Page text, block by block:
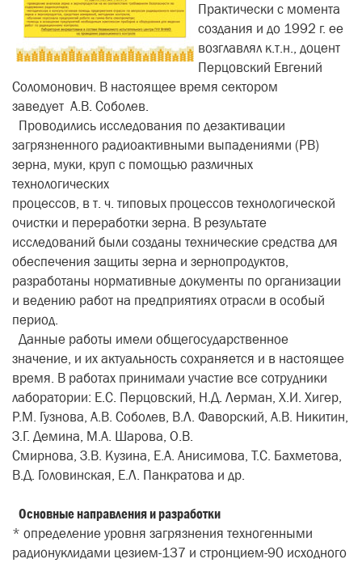
Практически с момента
создания и до 1992 г. ее
возглавлял к.т.н., доцент
Перцовский Евгений
Соломонович. В настоящее время сектором
заведует А.В. Соболев.
Проводились исследования по дезактивации
загрязненного радиоактивными выпадениями (РВ)
зерна, муки, круп с помощью различных
технологических
процессов, в т. ч. типовых процессов технологической
очистки и переработки зерна. В результате
исследований были созданы технические средства для
обеспечения защиты зерна и зернопродуктов,
разработаны нормативные документы по организации
и ведению работ на предприятиях отрасли в особый
период.
Данные работы имели общегосударственное
значение, и их актуальность сохраняется и в настоящее
время. В работах принимали участие все сотрудники
лаборатории: Е.С. Перцовский, Н.Д. Лерман, Х.И. Хигер,
Р.М. Гузнова, А.В. Соболев, В.Л. Фаворский, А.В. Никитин,
З.Г. Демина, М.А. Шарова, О.В.
Смирнова, З.В. Кузина, Е.А. Анисимова, Т.С. Бахметова,
В.Д. Головинская, Е.Л. Панкратова и др.
Основные направления и разработки
* определение уровня загрязнения техногенными
радионуклидами цезием-137 и стронцием-90 исходного